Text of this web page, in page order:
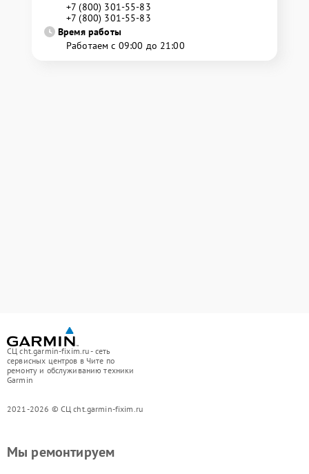
+7 (800) 301-55-83
+7 (800) 301-55-83
Время работы
Работаем с 09:00 до 21:00
СЦ cht.garmin-fixim.ru - сеть
сервисных центров в Чите по
ремонту и обслуживанию техники
Garmin
2021-2026 © СЦ cht.garmin-fixim.ru
Мы ремонтируем